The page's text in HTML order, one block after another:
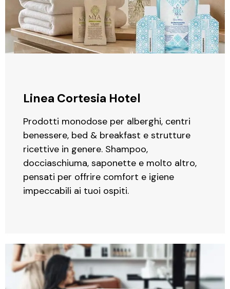
Linea Cortesia Hotel
Prodotti monodose per alberghi, centri
benessere, bed & breakfast e strutture
ricettive in genere. Shampoo,
docciaschiuma, saponette e molto altro,
pensati per offrire comfort e igiene
impeccabili ai tuoi ospiti.